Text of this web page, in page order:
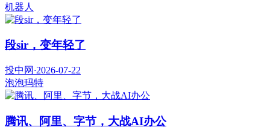
机器人
段sir，变年轻了
投中网 ·2026-07-22
泡泡玛特
腾讯、阿里、字节，大战AI办公